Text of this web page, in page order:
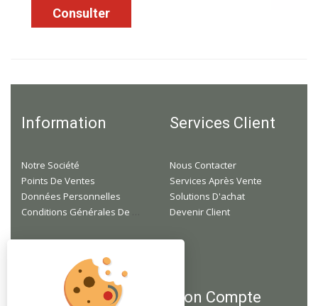
Consulter
Information
Notre Société
Points De Ventes
Données Personnelles
Services Client
Nous Contacter
Services Après Vente
Solutions D'achat
Devenir Client
Mon Compte